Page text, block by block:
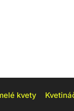
kvety